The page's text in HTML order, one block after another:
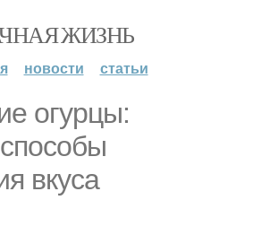
ЖИЗНЬ
новости статьи
огурцы:
вкуса